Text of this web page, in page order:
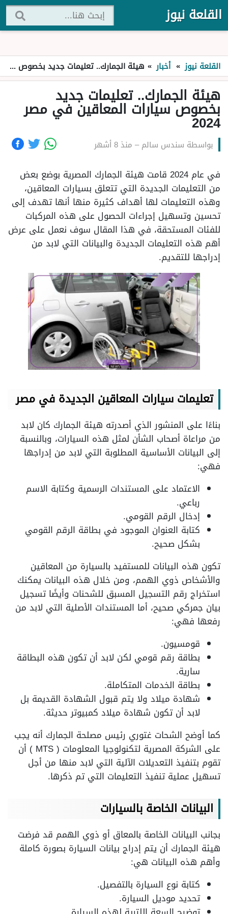
القلعة نيوز
القلعة نيوز » أخبار » هيئة الجمارك.. تعليمات جديد بخصوص سيارات المعاقين في مصر 2024
هيئة الجمارك.. تعليمات جديد
بخصوص سيارات المعاقين في مصر
2024
بواسطة سندس سالم– منذ 8 أشهر
في عام 2024 قامت هيئة الجمارك المصرية بوضع بعض
من التعليمات الجديدة التي تتعلق بسيارات المعاقين،
وهذه التعليمات لها أهداف كثيرة منها أنها تهدف إلى
تحسين وتسهيل إجراءات الحصول على هذه المركبات
للفئات المستحقة، في هذا المقال سوف نعمل على عرض
أهم هذه التعليمات الجديدة والبيانات التي لابد من
إدراجها للتقديم.
تعليمات سيارات المعاقين الجديدة في مصر
بناءًا على المنشور الذي أصدرته هيئة الجمارك كان لابد
من مراعاة أصحاب الشأن لمثل هذه السيارات، وبالنسبة
إلى البيانات الأساسية المطلوبة التي لابد من إدراجها
فهي:
الاعتماد على المستندات الرسمية وكتابة الاسم
رباعي.
إدخال الرقم القومي.
كتابة العنوان الموجود في بطاقة الرقم القومي
بشكل صحيح.
تكون هذه البيانات للمستفيد بالسيارة من المعاقين
والأشخاص ذوي الهمم، ومن خلال هذه البيانات يمكنك
استخراج رقم التسجيل المسبق للشحنات وأيضًا تسجيل
بيان جمركي صحيح، أما المستندات الأصلية التي لابد من
رفعها فهي:
قومسيون.
بطاقة رقم قومي لكن لابد أن تكون هذه البطاقة
سارية.
بطاقة الخدمات المتكاملة.
شهادة ميلاد ولا يتم قبول الشهادة القديمة بل
لابد أن تكون شهادة ميلاد كمبيوتر حديثة.
كما أوضح الشحات غتوري رئيس مصلحة الجمارك أنه يجب
على الشركة المصرية لتكنولوجيا المعلومات ( MTS ) أن
تقوم بتنفيذ التعديلات الآلية التي لابد منها من أجل
تسهيل عملية تنفيذ التعليمات التي تم ذكرها.
البيانات الخاصة بالسيارات
بجانب البيانات الخاصة بالمعاق أو ذوي الهمم قد فرضت
هيئة الجمارك أن يتم إدراج بيانات السيارة بصورة كاملة
وأهم هذه البيانات هي:
كتابة نوع السيارة بالتفصيل.
تحديد موديل السيارة.